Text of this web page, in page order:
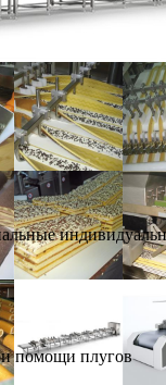
помощи плугов